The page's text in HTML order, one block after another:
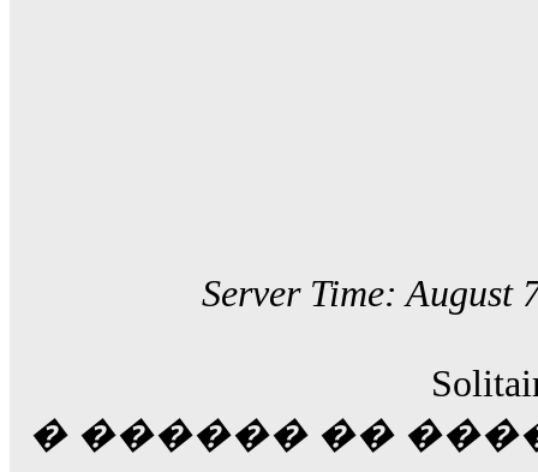
Server Time: August
� ������ ��